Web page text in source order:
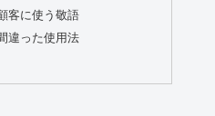
客に使う敬語
違った使用法